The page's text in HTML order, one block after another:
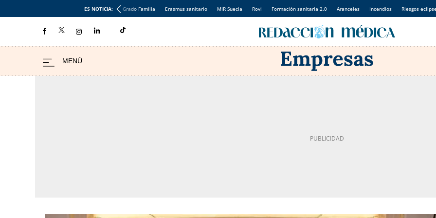
ES NOTICIA: Grado Familia Erasmus sanitario MIR Suecia Rovi Formación sanitaria 2.0 Aranceles Incendios Riesgos